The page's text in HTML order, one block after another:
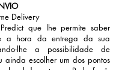
Delivery
que lhe permite saber
a hora da entrega da sua
lhe a possibilidade de
escolher um dos pontos